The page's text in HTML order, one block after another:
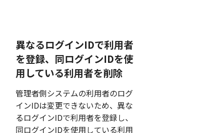
異なるログインIDで利用者
を登録、同ログインIDを使
用している利用者を削除
管理者側システムの利用者のログ
インIDは変更できないため、異な
るログインIDで利用者を登録し、
同ログインIDを使用している利用